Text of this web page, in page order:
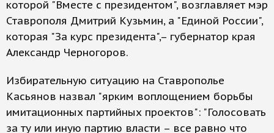
которой "Вместе с президентом", возглавляет мэр
Ставрополя Дмитрий Кузьмин, а "Единой России",
которая "За курс президента",– губернатор края
Александр Черногоров.
Избирательную ситуацию на Ставрополье
Касьянов назвал "ярким воплощением борьбы
имитационных партийных проектов": "Голосовать
за ту или иную партию власти – все равно что